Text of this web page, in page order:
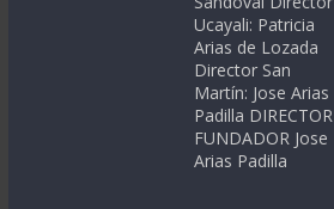
Ucayali: Patricia
Arias de Lozada
Director San
Martín: Jose Arias
Padilla DIRECTOR
FUNDADOR Jose
Arias Padilla